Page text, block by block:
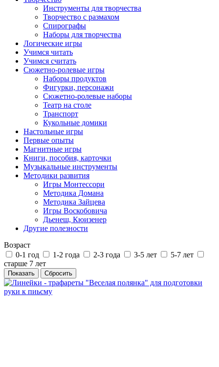
Инструменты для творчества
Творчество с размахом
Спирографы
Наборы для творчества
Логические игры
Учимся читать
Учимся считать
Сюжетно-ролевые игры
Наборы продуктов
Фигурки, персонажи
Сюжетно-ролевые наборы
Театр на столе
Транспорт
Кукольные домики
Настольные игры
Первые опыты
Магнитные игры
Книги, пособия, карточки
Музыкальные инструменты
Методики развития
Игры Монтессори
Методика Домана
Методика Зайцева
Игры Воскобовича
Дьенеш, Кюизенер
Другие полезности
Возраст
0-1 год
1-2 года 2-3 года 3-5 лет
5-7 лет
старше 7 лет